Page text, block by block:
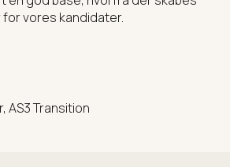
vores kandidater.
AS3 Transition